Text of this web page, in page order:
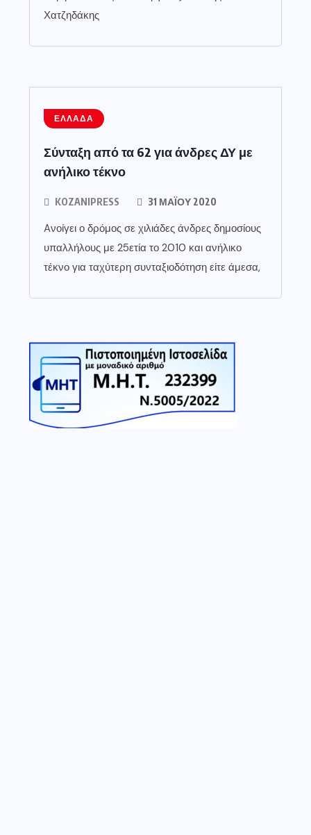
Χατζηδάκης
ΕΛΛΆΔΑ
Σύνταξη από τα 62 για άνδρες ΔΥ με
ανήλικο τέκνο
KOZANIPRESS 31 ΜΑΪ́ΟΥ 2020
Aνοίγει ο δρόμος σε χιλιάδες άνδρες δημοσίους
υπαλλήλους με 25ετία το 2010 και ανήλικο
τέκνο για ταχύτερη συνταξιοδότηση είτε άμεσα,